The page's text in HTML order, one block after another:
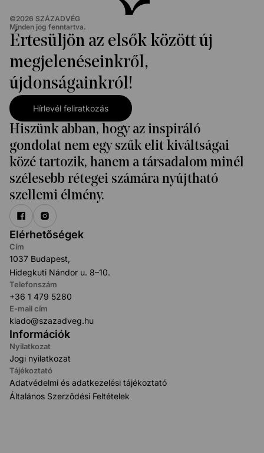
©2026 SZÁZADVÉG
Minden jog fenntartva.
Értesüljön az elsők között új
megjelenéseinkről,
újdonságainkról!
Hírlevél feliratkozás
Hiszünk abban, hogy az inspiráló
gondolat nem egy szűk elit kiváltságai
közé tartozik, hanem a társadalom minél
szélesebb rétegei számára nyújtható
szellemi élmény.
Információk
Nyilatkozat
Jogi nyilatkozat
Tájékoztató
Adatvédelmi és adatkezelési tájékoztató
Általános Szerződési Feltételek
Elérhetőségek
Cím
1037 Budapest,
Hidegkuti Nándor u. 8–10.
Telefonszám
+36 1 479 5280
E-mail cím
kiado@szazadveg.hu